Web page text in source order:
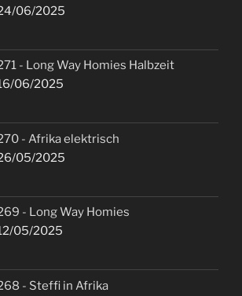
06/2025
- Long Way Homies Halbzeit
06/2025
- Afrika elektrisch
05/2025
- Long Way Homies
05/2025
- Steffi in Afrika